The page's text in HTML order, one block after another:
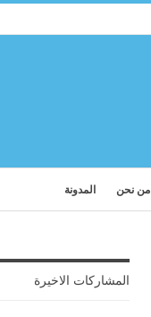
من نحن المدونة
المشاركات الاخيرة